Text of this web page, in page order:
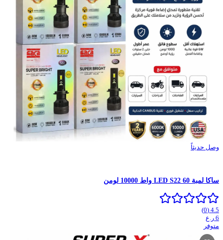
وصل حديثاً
ساكا لمبة LED S22 60 واط 10000 لومن
4.5
(
0
)
6 ر.ع
متوفر